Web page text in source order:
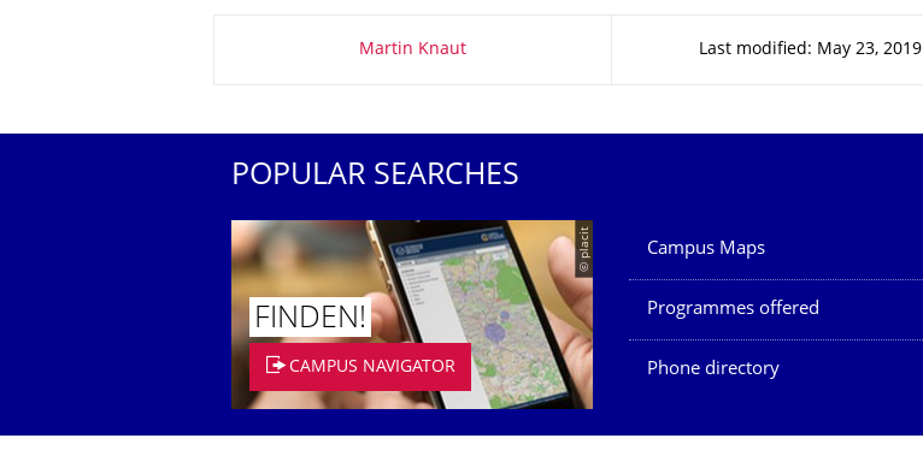
Martin Knaut Last modified: May 23, 2019
POPULAR SEARCHES
© placit
FINDEN!
CAMPUS NAVIGATOR
Our Services
Campus Maps
Programmes offered
Phone directory